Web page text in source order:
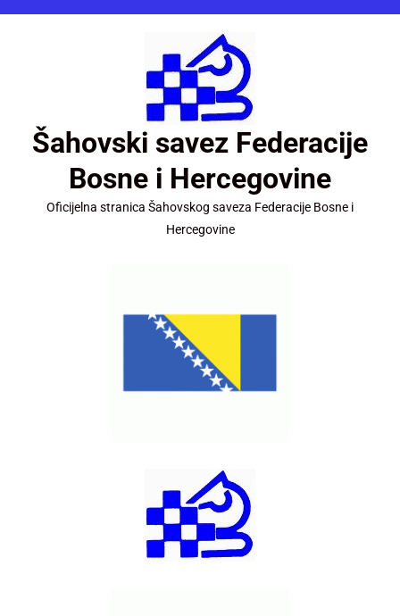
Šahovski savez Federacije
Bosne i Hercegovine
Oficijelna stranica Šahovskog saveza Federacije Bosne i
Hercegovine